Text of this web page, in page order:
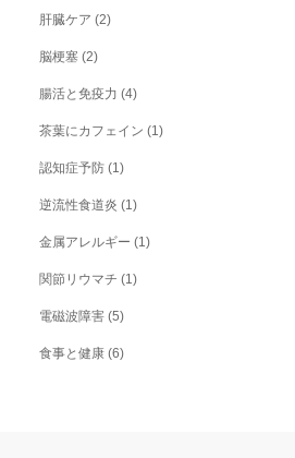
肝臓ケア (2)
脳梗塞 (2)
腸活と免疫力 (4)
茶葉にカフェイン (1)
認知症予防 (1)
逆流性食道炎 (1)
金属アレルギー (1)
関節リウマチ (1)
電磁波障害 (5)
食事と健康 (6)